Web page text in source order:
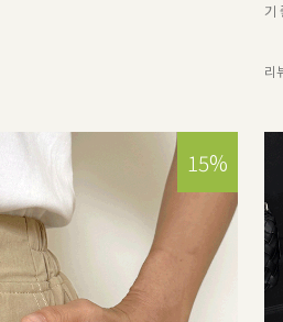
기
리
15%